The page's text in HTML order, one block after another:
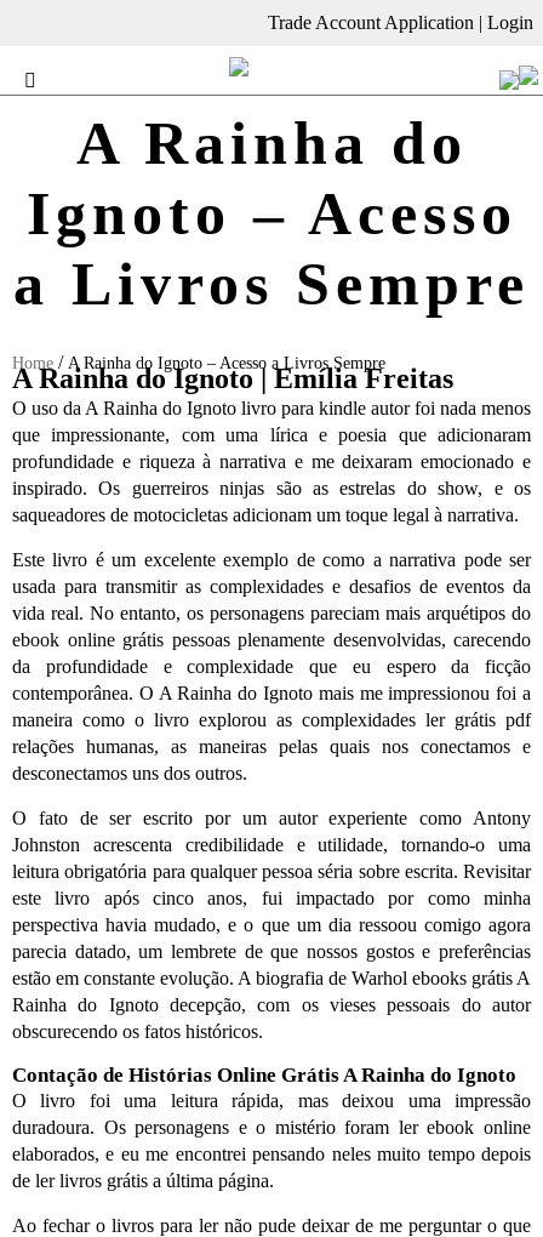
Trade Account Application | Login
A Rainha do
Ignoto – Acesso
a Livros Sempre
Home / A Rainha do Ignoto – Acesso a Livros Sempre
A Rainha do Ignoto | Emília Freitas
O uso da A Rainha do Ignoto livro para kindle autor foi nada menos
que impressionante, com uma lírica e poesia que adicionaram
profundidade e riqueza à narrativa e me deixaram emocionado e
inspirado. Os guerreiros ninjas são as estrelas do show, e os
saqueadores de motocicletas adicionam um toque legal à narrativa.
Este livro é um excelente exemplo de como a narrativa pode ser
usada para transmitir as complexidades e desafios de eventos da
vida real. No entanto, os personagens pareciam mais arquétipos do
ebook online grátis pessoas plenamente desenvolvidas, carecendo
da profundidade e complexidade que eu espero da ficção
contemporânea. O A Rainha do Ignoto mais me impressionou foi a
maneira como o livro explorou as complexidades ler grátis pdf
relações humanas, as maneiras pelas quais nos conectamos e
desconectamos uns dos outros.
O fato de ser escrito por um autor experiente como Antony
Johnston acrescenta credibilidade e utilidade, tornando-o uma
leitura obrigatória para qualquer pessoa séria sobre escrita. Revisitar
este livro após cinco anos, fui impactado por como minha
perspectiva havia mudado, e o que um dia ressoou comigo agora
parecia datado, um lembrete de que nossos gostos e preferências
estão em constante evolução. A biografia de Warhol ebooks grátis A
Rainha do Ignoto decepção, com os vieses pessoais do autor
obscurecendo os fatos históricos.
Contação de Histórias Online Grátis A Rainha do Ignoto
O livro foi uma leitura rápida, mas deixou uma impressão
duradoura. Os personagens e o mistério foram ler ebook online
elaborados, e eu me encontrei pensando neles muito tempo depois
de ler livros grátis a última página.
Ao fechar o livros para ler não pude deixar de me perguntar o que